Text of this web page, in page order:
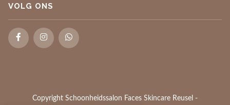
VOLG ONS
Copyright Schoonheidssalon Faces Skincare Reusel -